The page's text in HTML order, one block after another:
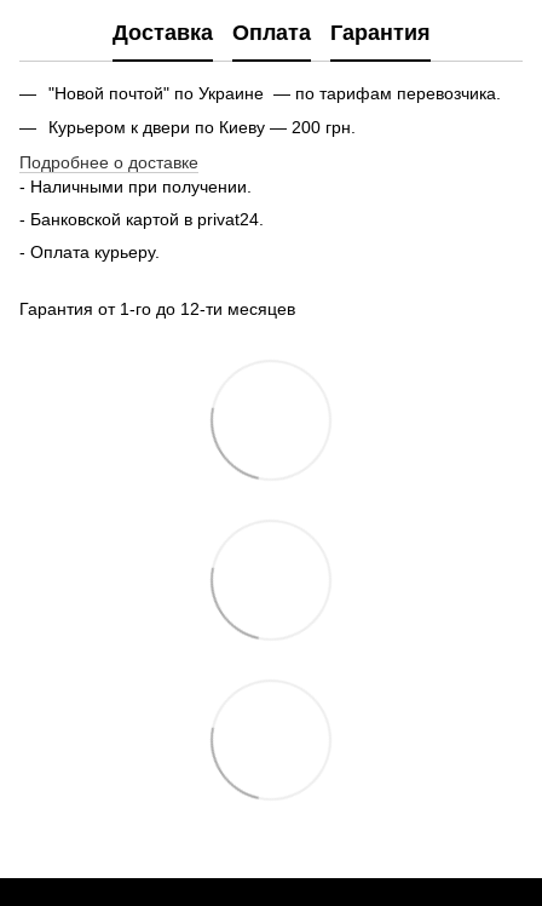
Доставка Оплата Гарантия
"Новой почтой" по Украине — по тарифам перевозчика.
Курьером к двери по Киеву — 200 грн.
Подробнее о доставке
- Наличными при получении.
- Банковской картой в privat24.
- Оплата курьеру.
Гарантия от 1-го до 12-ти месяцев